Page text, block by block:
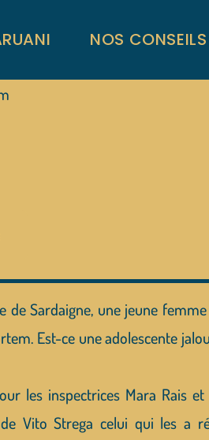
NOS CONSEILS
Sardaigne, une jeune
Est-ce une adolescente
les inspectrices Mara Rais
Vito Strega celui qui les a